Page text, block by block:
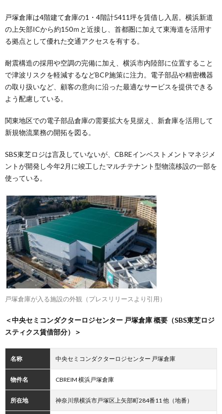
戸塚倉庫は4階建て倉庫の1・4階計5411坪を賃借し入居。横浜新道
の上矢部ICから約150ｍと近接し、首都圏に加えて東海道を活用す
る拠点として優れた交通アクセスを有する。
耐震構造の採用や空調の完備に加え、横浜市内陸部に位置すること
で津波リスクを軽減するなどBCP施策に注力。電子部品や精密機器
の取り扱いなど、顧客の意向に沿った最適なサービスを提供できる
よう配慮している。
関東地区での電子部品倉庫の需要拡大を見据え、新倉庫を活用して
新規物流業務の開拓を図る。
SBS東芝ロジは言及していないが、CBREインベストメントマネジメ
ントが開発し今年2月に竣工したマルチテナント型物流移設の一部を
使っている。
戸塚倉庫が入る施設の外観（プレスリリースより引用）
＜中央セミコンダクターロジセンター 戸塚倉庫 概要（SBS東芝ロジ
スティクス賃借部分）＞
名称 中央セミコンダクターロジセンター 戸塚倉庫
物件名 CBREIM 横浜戸塚倉庫
所在地 神奈川県横浜市戸塚区上矢部町284番11 他（地番）